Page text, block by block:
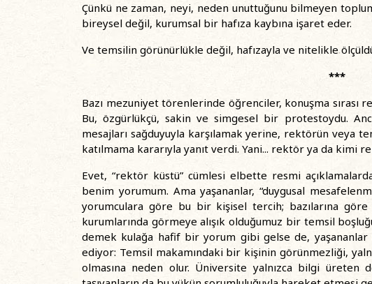
Çünkü ne zaman, neyi, neden unuttuğunu bilmeyen
bireysel değil, kurumsal bir hafıza kaybına işaret eder.
Ve temsilin görünürlükle değil, hafızayla ve nitelikle
***
Bazı mezuniyet törenlerinde öğrenciler, konuşma sırası
Bu, özgürlükçü, sakin ve simgesel bir protestoydu.
mesajları sağduyuyla karşılamak yerine, rektörün veya
katılmama kararıyla yanıt verdi. Yani... rektör ya da kimi
Evet, “rektör küstü” cümlesi elbette resmi
benim yorumum. Ama yaşananlar, “duygusal
yorumculara göre bu bir kişisel tercih; bazılarına
kurumlarında görmeye alışık olduğumuz bir temsil
demek kulağa hafif bir yorum gibi gelse de,
ediyor: Temsil makamındaki bir kişinin görünmezliği,
olmasına neden olur. Üniversite yalnızca bilgi